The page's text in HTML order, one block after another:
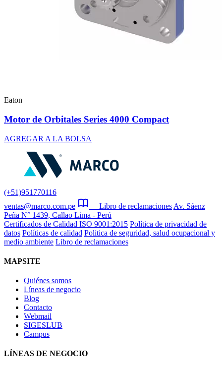
Eaton
Motor de Orbitales Series 4000 Compact
AGREGAR A LA BOLSA
(+51)951770116
ventas@marco.com.pe
Libro de reclamaciones Av. Sáenz
Peña N° 1439, Callao Lima - Perú
Certificados de Calidad ISO 9001:2015 Política de privacidad de
datos Políticas de calidad Politica de seguridad, salud ocupacional y
medio ambiente Libro de reclamaciones
MAPSITE
Quiénes somos
Líneas de negocio
Blog
Contacto
Webmail
SIGESLUB
Campus
LÍNEAS DE NEGOCIO